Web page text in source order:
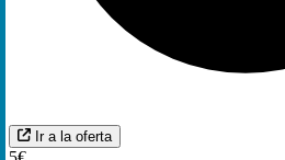
Ir a la oferta